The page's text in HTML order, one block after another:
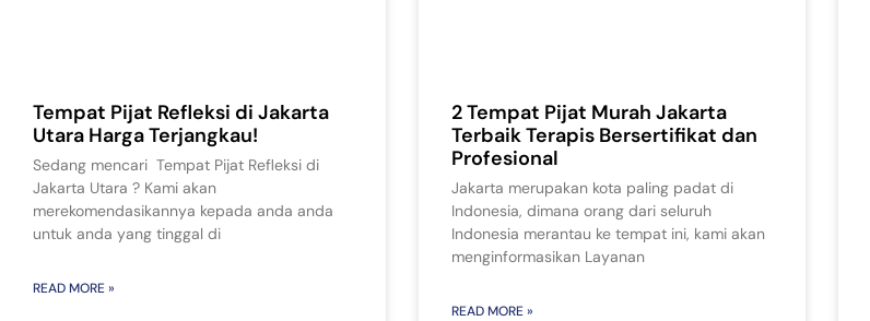
Tempat Pijat Refleksi di Jakarta
Utara Harga Terjangkau!
Sedang mencari Tempat Pijat Refleksi di
Jakarta Utara ? Kami akan
merekomendasikannya kepada anda anda
untuk anda yang tinggal di
READ MORE »
2 Tempat Pijat Murah Jakarta
Terbaik Terapis Bersertifikat dan
Profesional
Jakarta merupakan kota paling padat di
Indonesia, dimana orang dari seluruh
Indonesia merantau ke tempat ini, kami akan
menginformasikan Layanan
READ MORE »